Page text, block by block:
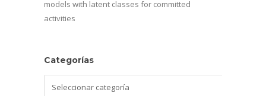
models with latent classes for committed
activities
Categorías